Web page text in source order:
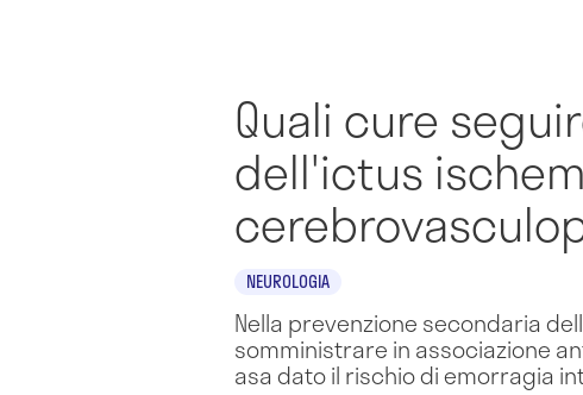
Quali cure
dell'ictus
NEUROLOGIA
Nella prevenzione secondaria
somministrare in associazione
asa dato il rischio di emorragia